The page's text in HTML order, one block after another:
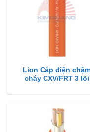
Lion Cáp điện chậm
cháy CXV/FRT 3 lõi